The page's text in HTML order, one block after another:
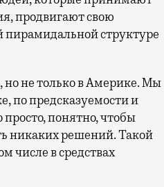
продвигают свою
пирамидальной структуре
но не только в Америке. Мы
по предсказуемости и
понятно, чтобы
никаких решений. Такой
числе в средствах